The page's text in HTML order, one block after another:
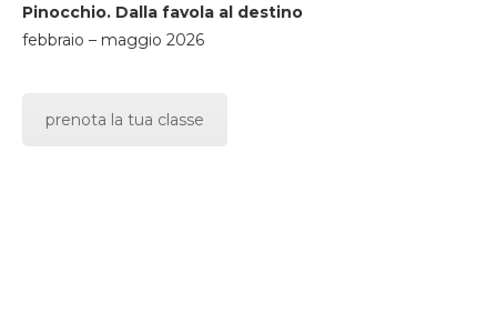
Pinocchio. Dalla favola al destino
febbraio – maggio 2026
prenota la tua classe